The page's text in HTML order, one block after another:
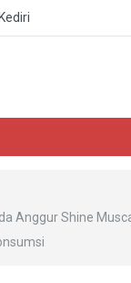
Kediri
Anggur Shine